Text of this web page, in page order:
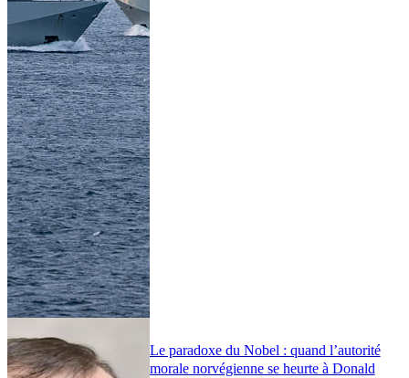
Le paradoxe du Nobel : quand l’autorité
morale norvégienne se heurte à Donald